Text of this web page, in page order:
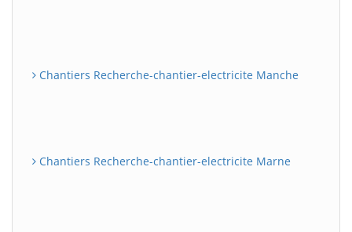
Chantiers Recherche-chantier-electricite Manche
Chantiers Recherche-chantier-electricite Marne